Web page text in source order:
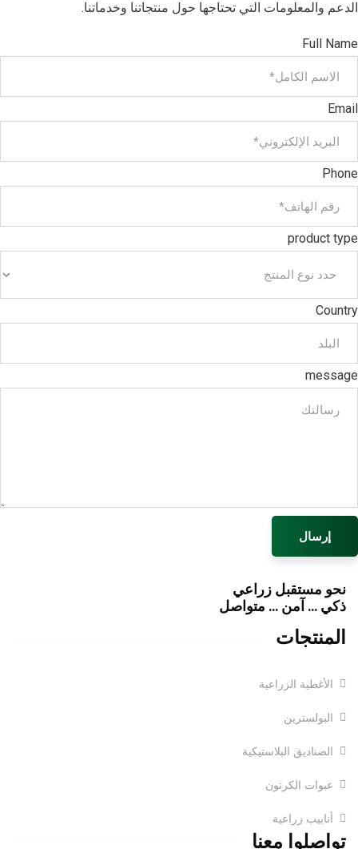
الدعم والمعلومات التي تحتاجها حول منتجاتنا وخدماتنا.
Full Name
Email
Phone
product type
Country
message
إرسال
نحو مستقبل زراعي
ذكي … آمن … متواصل
المنتجات
الأغطية الزراعية
البولسترين
الصناديق البلاستيكية
عبوات الكرتون
أنابيب زراعية
تواصلوا معنا